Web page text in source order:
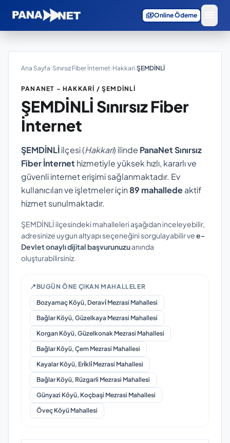
paymentsOnline Ödeme
Ana Sayfa›Sınırsız Fiber İnternet›Hakkari›ŞEMDİNLİ
PANANET – HAKKARI / ŞEMDİNLİ
ŞEMDİNLİ Sınırsız Fiber
İnternet
ŞEMDİNLİilçesi (Hakkari) ilinde PanaNet Sınırsız
Fiber İnternet hizmetiyle yüksek hızlı, kararlı ve
güvenli internet erişimi sağlanmaktadır. Ev
kullanıcıları ve işletmeler için89 mahalledeaktif
hizmet sunulmaktadır.
ŞEMDİNLİ ilçesindeki mahalleleri aşağıdan inceleyebilir,
adresinize uygun altyapı seçeneğini sorgulayabilir vee-
Devlet onaylı dijital başvurunuzuanında
oluşturabilirsiniz.
📍 BUGÜN ÖNE ÇIKAN MAHALLELER
Bozyamaç Köyü, Deravi̇ Mezrasi Mahallesi
Bağlar Köyü, Güzelkaya Mezrasi Mahallesi
Korgan Köyü, Güzelkonak Mezrasi Mahallesi
Bağlar Köyü, Çem Mezrasi Mahallesi
Kayalar Köyü, Eri̇kli̇ Mezrasi Mahallesi
Bağlar Köyü, Rüzgarli Mezrasi Mahallesi
Günyazi Köyü, Koçbaşi Mezrasi Mahallesi
Öveç Köyü Mahallesi